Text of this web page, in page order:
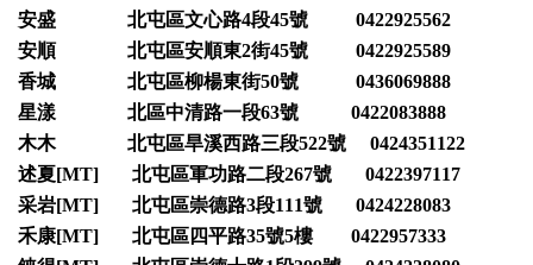
安盛 北屯區文心路4段45號 0422925562
安順 北屯區安順東2街45號 0422925589
香城 北屯區柳楊東街50號 0436069888
星漾 北區中清路一段63號 0422083888
木木 北屯區旱溪西路三段522號 0424351122
述夏[MT] 北屯區軍功路二段267號 0422397117
采岩[MT] 北屯區崇德路3段111號 0424228083
禾康[MT] 北屯區四平路35號5樓 0422957333